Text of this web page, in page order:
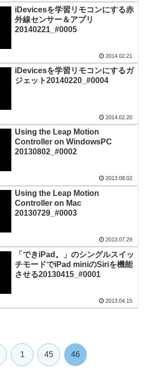
iDevicesを学習リモコンにする赤
外線センサー＆アプリ
20140221_#0005
2014.02.21
iDevicesを学習リモコンにするガ
ジェット20140220_#0004
2014.02.20
Using the Leap Motion
Controller on WindowsPC
20130802_#0002
2013.08.02
Using the Leap Motion
Controller on Mac
20130729_#0003
2013.07.29
「できiPad。」のシングルスイッ
チモードでiPad miniのSiriを機能
させる20130415_#0001
2013.04.15
1 45 46